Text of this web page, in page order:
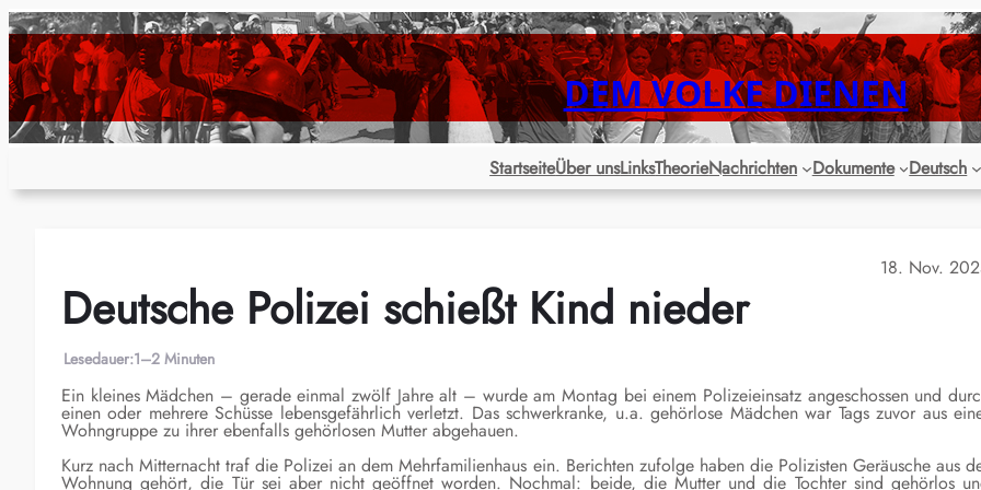
Zum
Inhalt
springen
DEM VOLKE DIENEN
StartseiteÜber unsLinksTheorieNachrichten Dokumente Deutsch
18. Nov.
Deutsche Polizei schießt Kind nieder
Lesedauer:1–2 Minuten
Ein kleines Mädchen – gerade einmal zwölf Jahre alt – wurde am Montag bei einem Polizeieinsatz angeschossen und
einen oder mehrere Schüsse lebensgefährlich verletzt. Das schwerkranke, u.a. gehörlose Mädchen war Tags zuvor aus
Wohngruppe zu ihrer ebenfalls gehörlosen Mutter abgehauen.
Kurz nach Mitternacht traf die Polizei an dem Mehrfamilienhaus ein. Berichten zufolge haben die Polizisten Geräusche aus
Wohnung gehört, die Tür sei aber nicht geöffnet worden. Nochmal: beide, die Mutter und die Tochter sind gehörlos